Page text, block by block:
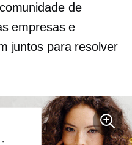
de
empresas e
juntos para resolver